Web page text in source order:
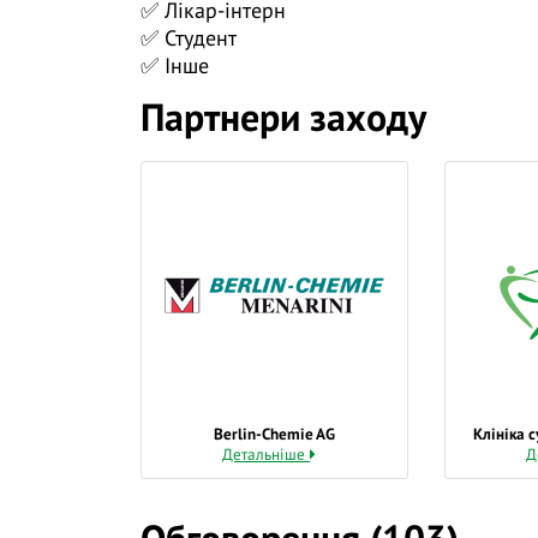
✅ міждисциплінарний підхід — спільну
❓ Поставте питання на тему вебінару
трансляції.
✅ Лікар-інтерн
✅ Студент
✅ Інше
Партнери заходу
Berlin-Chemie AG
Детальніше
Клініка